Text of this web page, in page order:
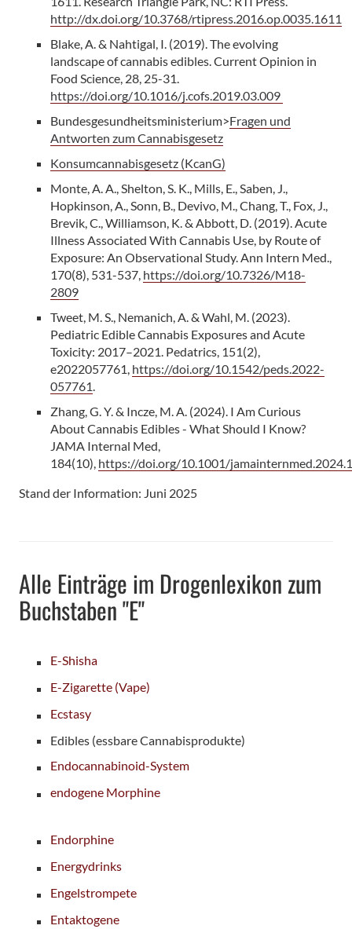
http://dx.doi.org/10.3768/rtipress.2016.op.0035.1611
Blake, A. & Nahtigal, I. (2019). The evolving
landscape of cannabis edibles. Current Opinion in
Food Science, 28, 25-31.
https://doi.org/10.1016/j.cofs.2019.03.009
Bundesgesundheitsministerium>Fragen und
Antworten zum Cannabisgesetz
Konsumcannabisgesetz (KcanG)
Monte, A. A., Shelton, S. K., Mills, E., Saben, J.,
Hopkinson, A., Sonn, B., Devivo, M., Chang, T., Fox, J.,
Brevik, C., Williamson, K. & Abbott, D. (2019). Acute
Illness Associated With Cannabis Use, by Route of
Exposure: An Observational Study. Ann Intern Med.,
170(8), 531-537, https://doi.org/10.7326/M18-
2809
Tweet, M. S., Nemanich, A. & Wahl, M. (2023).
Pediatric Edible Cannabis Exposures and Acute
Toxicity: 2017–2021. Pedatrics, 151(2),
e2022057761, https://doi.org/10.1542/peds.2022-
057761.
Zhang, G. Y. & Incze, M. A. (2024). I Am Curious
About Cannabis Edibles - What Should I Know?
JAMA Internal Med,
184(10), https://doi.org/10.1001/
Stand der Information: Juni 2025
Alle Einträge im Drogenlexikon zum
Buchstaben "E"
E-Shisha
E-Zigarette (Vape)
Ecstasy
Edibles (essbare Cannabisprodukte)
Endocannabinoid-System
endogene Morphine
Endorphine
Energydrinks
Engelstrompete
Entaktogene